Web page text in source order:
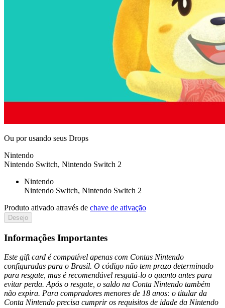
Ou porusando seus Drops
Nintendo
Nintendo Switch, Nintendo Switch 2
Nintendo
Nintendo Switch, Nintendo Switch 2
Produto ativado através de chave de ativação
Desejo
Informações Importantes
Este gift card é compatível apenas com Contas Nintendo
configuradas para o Brasil. O código não tem prazo determinado
para resgate, mas é recomendável resgatá-lo o quanto antes para
evitar perda. Após o resgate, o saldo na Conta Nintendo também
não expira. Para compradores menores de 18 anos: o titular da
Conta Nintendo precisa cumprir os requisitos de idade da Nintendo